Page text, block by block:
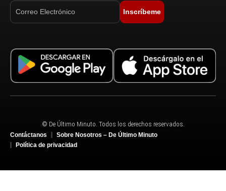
Inscríbeme
© De Último Minuto. Todos los derechos reservados.
Contáctanos
Sobre Nosotros – De Último Minuto
Política de privacidad